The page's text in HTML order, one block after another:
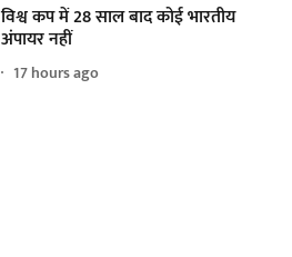
विश्व कप में 28 साल बाद कोई भारतीय
अंपायर नहीं
17 hours ago